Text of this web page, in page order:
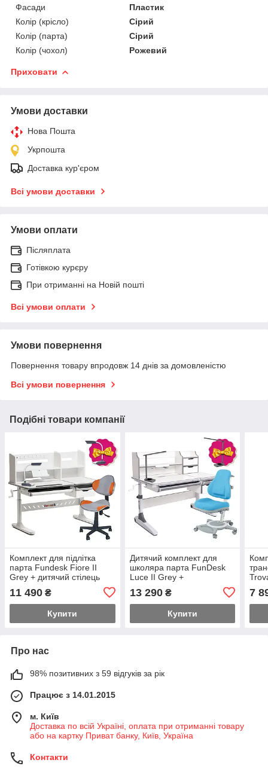
Фасади
Пластик
Колір (крісло)
Сірий
Колір (парта)
Сірий
Колір (чохол)
Рожевий
Приховати
Умови доставки
Нова Пошта
Укрпошта
Доставка кур'єром
Всі умови доставки
Умови оплати
Післяплата
Готівкою курєру
При отриманні на Новій пошті
Всі умови оплати
Умови повернення
Повернення товару впродовж 14 днів за домовленістю
Всі умови повернення
Подібні товари компанії
Комплект для підлітка
парта Fundesk Fiore II
Grey + дитячий стілець
LST3 Orange
11 490 ₴
Купити
Дитячий комплект для
школяра парта FunDesk
Luce II Grey +
FunDesk Bravo Blue
13 290₴
Купити
7
Про нас
98% позитивних з 59 відгуків за рік
Працює з 14.01.2015
м. Київ
Доставка по всій Україні, оплата при отриманні товару
або на картку Приват банку, Київ, Україна
Контакти